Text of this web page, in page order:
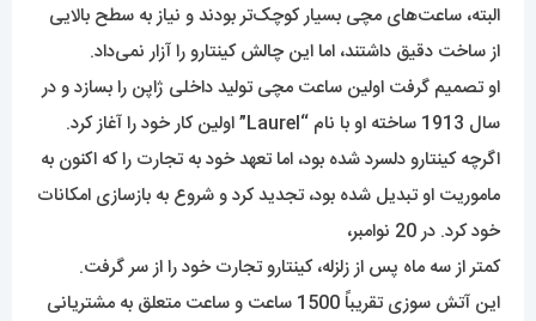
البته، ساعت‌های مچی بسیار کوچک‌تر بودند و نیاز به سطح بالایی
از ساخت دقیق داشتند، اما این چالش کینتارو را آزار نمی‌داد.
او تصمیم گرفت اولین ساعت مچی تولید داخلی ژاپن را بسازد و در
سال 1913 ساخته او با نام “Laurel” اولین کار خود را آغاز کرد.
اگرچه کینتارو دلسرد شده بود، اما تعهد خود به تجارت را که اکنون به
ماموریت او تبدیل شده بود، تجدید کرد و شروع به بازسازی امکانات
خود کرد. در 20 نوامبر،
کمتر از سه ماه پس از زلزله، کینتارو تجارت خود را از سر گرفت.
این آتش سوزی تقریباً 1500 ساعت و ساعت متعلق به مشتریانی